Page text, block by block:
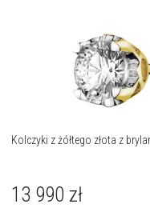
Kolczyki z żółtego złota z
13 990 zł